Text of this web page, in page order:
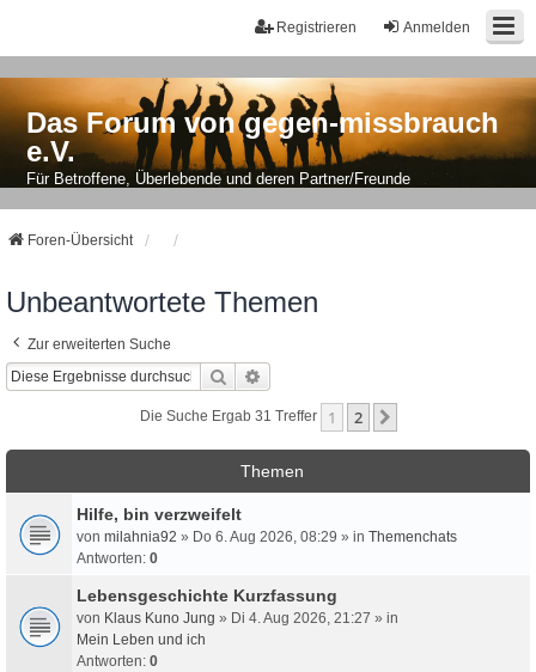
Anmelden
Registrieren
Das Forum von gegen-missbrauch
e.V.
Für Betroffene, Überlebende und deren Partner/Freunde
Foren-Übersicht
Unbeantwortete Themen
Zur erweiterten Suche
Suche
Die Suche Ergab 31 Treffer 1 2
Themen
Hilfe, bin verzweifelt
von milahnia92 » Do 6. Aug 2026, 08:29 » in Themenchats
Antworten: 0
Lebensgeschichte Kurzfassung
von Klaus Kuno Jung » Di 4. Aug 2026, 21:27 » in
Mein Leben und ich
Antworten: 0